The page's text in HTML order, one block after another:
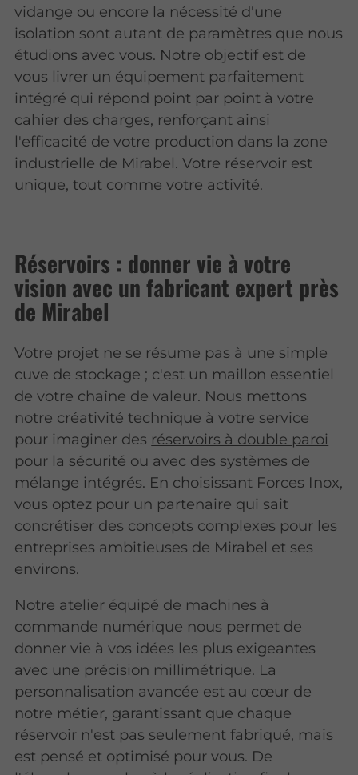
vidange ou encore la nécessité d'une
isolation sont autant de paramètres que nous
étudions avec vous. Notre objectif est de
vous livrer un équipement parfaitement
intégré qui répond point par point à votre
cahier des charges, renforçant ainsi
l'efficacité de votre production dans la zone
industrielle de Mirabel. Votre réservoir est
unique, tout comme votre activité.
Réservoirs : donner vie à votre
vision avec un fabricant expert près
de Mirabel
Votre projet ne se résume pas à une simple
cuve de stockage ; c'est un maillon essentiel
de votre chaîne de valeur. Nous mettons
notre créativité technique à votre service
pour imaginer des réservoirs à double paroi
pour la sécurité ou avec des systèmes de
mélange intégrés. En choisissant Forces Inox,
vous optez pour un partenaire qui sait
concrétiser des concepts complexes pour les
entreprises ambitieuses de Mirabel et ses
environs.
Notre atelier équipé de machines à
commande numérique nous permet de
donner vie à vos idées les plus exigeantes
avec une précision millimétrique. La
personnalisation avancée est au cœur de
notre métier, garantissant que chaque
réservoir n'est pas seulement fabriqué, mais
est pensé et optimisé pour vous. De